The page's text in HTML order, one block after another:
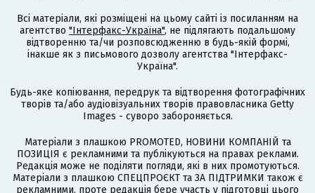
Всі матеріали, які розміщені на цьому сайті із посиланням на
агентство "Інтерфакс-Україна", не підлягають подальшому
відтворенню та/чи розповсюдженню в будь-якій формі,
інакше як з письмового дозволу агентства "Інтерфакс-
Україна".
Будь-яке копіювання, передрук та відтворення фотографічних
творів та/або аудіовізуальних творів правовласника Getty
Images - суворо забороняється.
Матеріали з плашкою PROMOTED, НОВИНИ КОМПАНІЙ та
ПОЗИЦІЯ є рекламними та публікуються на правах реклами.
Редакція може не поділяти погляди, які в них промотуються.
Матеріали з плашкою СПЕЦПРОЄКТ та ЗА ПІДТРИМКИ також є
рекламними, проте редакція бере участь у підготовці цього